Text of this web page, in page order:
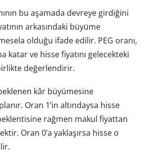
bu aşamada devreye girdiğini
arkasındaki büyüme
olduğu ifade edilir. PEG oranı,
katar ve hisse fiyatını gelecekteki
değerlendirir.
beklenen kâr büyümesine
Oran 1’in altındaysa hisse
rağmen makul fiyattan
Oran 0’a yaklaşırsa hisse o